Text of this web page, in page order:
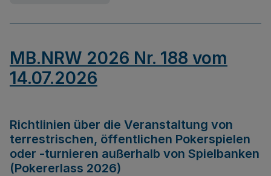
MB.NRW 2026 Nr. 188 vom
14.07.2026
Richtlinien über die Veranstaltung von
terrestrischen, öffentlichen Pokerspielen
oder -turnieren außerhalb von Spielbanken
(Pokererlass 2026)